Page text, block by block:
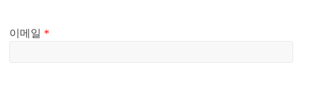
이메일 *